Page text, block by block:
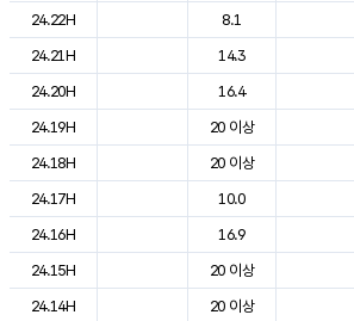
24.22H
8.1
24.21H
14.3
24.20H
16.4
24.19H
20 이상
24.18H
20 이상
24.17H
10.0
24.16H
16.9
24.15H
20 이상
24.14H
20 이상